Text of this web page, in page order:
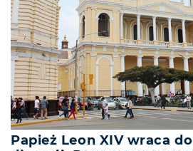
Papież Leon XIV wraca